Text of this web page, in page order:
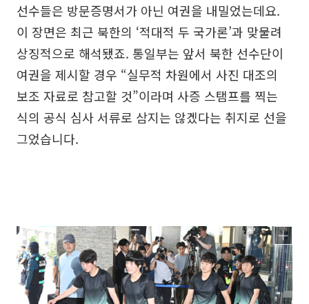
선수들은 방문증명서가 아닌 여권을 내밀었는데요.
이 장면은 최근 북한의 ‘적대적 두 국가론’과 맞물려
상징적으로 해석됐죠. 통일부는 앞서 북한 선수단이
여권을 제시할 경우 “실무적 차원에서 사진 대조의
보조 자료로 참고할 것”이라며 사증 스탬프를 찍는
식의 공식 심사 서류로 삼지는 않겠다는 취지로 선을
그었습니다.